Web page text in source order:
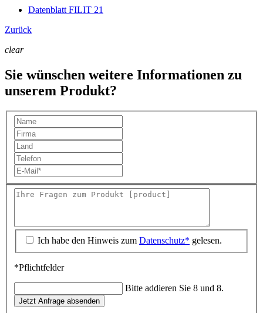
Datenblatt FILIT 21
Zurück
clear
Sie wünschen weitere Informationen zu
unserem Produkt?
Ich habe den Hinweis zum Datenschutz* gelesen.
*Pflichtfelder
Bitte addieren Sie 8 und 8.
Jetzt Anfrage absenden